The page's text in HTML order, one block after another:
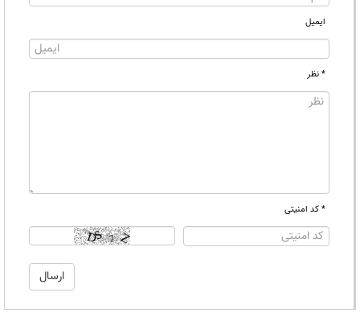
ایمیل
* نظر
* کد امنیتی